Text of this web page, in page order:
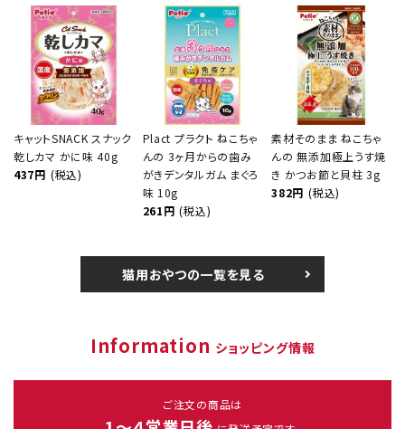
キャットSNACK スナック
乾しカマ かに味 40g
437円 (税込)
Plact プラクト ねこちゃ
んの 3ヶ月からの歯み
がきデンタルガム まぐろ
味 10g
261円 (税込)
素材そのまま ねこちゃ
んの 無添加極上うす焼
き かつお節と貝柱 3g
382円 (税込)
猫用おやつの一覧を見る
Information ショッピング情報
ご注文の商品は